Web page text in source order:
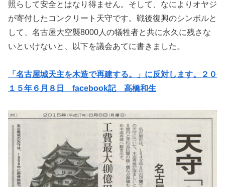
照らして安全とはなり得ません。そして、なによりオヤジ
が寄付したコンクリート天守です。戦後復興のシンボルと
して、名古屋大空襲8000人の犠牲者と共に永久に残さな
いといけないと、以下を議会あてに書きました。
「名古屋城天主を木造で再建する。」に反対します。２０
１５年６月８日 facebook記 高橋和生